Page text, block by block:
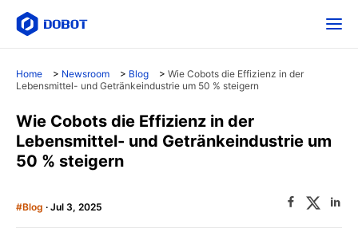
Home > Newsroom > Blog > Wie Cobots die Effizienz in der
Lebensmittel- und Getränkeindustrie um 50 % steigern
Wie Cobots die Effizienz in der
Lebensmittel- und Getränkeindustrie um
50 % steigern
#Blog · Jul 3, 2025